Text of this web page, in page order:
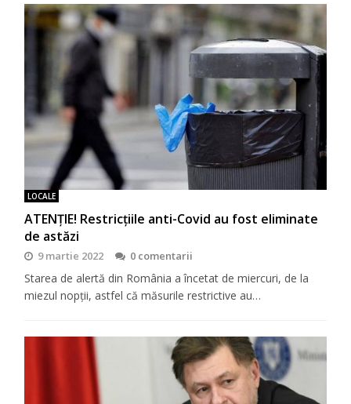
LOCALE
ATENȚIE! Restricțiile anti-Covid au fost eliminate
de astăzi
9 martie 2022 0 comentarii
Starea de alertă din România a încetat de miercuri, de la
miezul nopții, astfel că măsurile restrictive au…